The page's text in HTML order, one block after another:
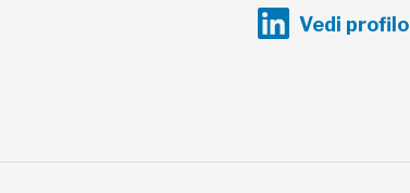
Vedi profilo